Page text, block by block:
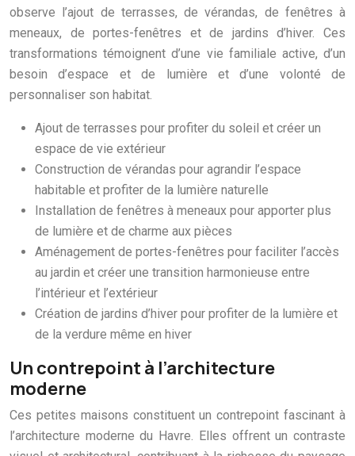
observe l’ajout de terrasses, de vérandas, de fenêtres à
meneaux, de portes-fenêtres et de jardins d’hiver. Ces
transformations témoignent d’une vie familiale active, d’un
besoin d’espace et de lumière et d’une volonté de
personnaliser son habitat.
Ajout de terrasses pour profiter du soleil et créer un
espace de vie extérieur
Construction de vérandas pour agrandir l’espace
habitable et profiter de la lumière naturelle
Installation de fenêtres à meneaux pour apporter plus
de lumière et de charme aux pièces
Aménagement de portes-fenêtres pour faciliter l’accès
au jardin et créer une transition harmonieuse entre
l’intérieur et l’extérieur
Création de jardins d’hiver pour profiter de la lumière et
de la verdure même en hiver
Un contrepoint à l’architecture
moderne
Ces petites maisons constituent un contrepoint fascinant à
l’architecture moderne du Havre. Elles offrent un contraste